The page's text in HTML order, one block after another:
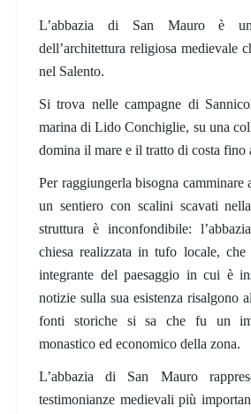
L’abbazia di San Mauro è
dell’architettura religiosa medievale
nel Salento.
Si trova nelle campagne di
marina di Lido Conchiglie, su una
domina il mare e il tratto di costa fino
Per raggiungerla bisogna camminare
un sentiero con scalini scavati
struttura è inconfondibile:
chiesa realizzata in tufo locale, che
integrante del paesaggio in cui è
notizie sulla sua esistenza risalgono
fonti storiche si sa che fu un
monastico ed economico della zona.
L’abbazia di San Mauro
testimonianze medievali più